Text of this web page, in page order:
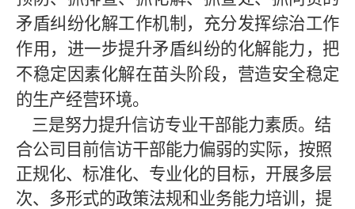
矛盾纠纷化解工作机制，充分发挥综治工作
作用，进一步提升矛盾纠纷的化解能力，把
不稳定因素化解在苗头阶段，营造安全稳定
的生产经营环境。
三是努力提升信访专业干部能力素质。结
合公司目前信访干部能力偏弱的实际，按照
正规化、标准化、专业化的目标，开展多层
次、多形式的政策法规和业务能力培训，提